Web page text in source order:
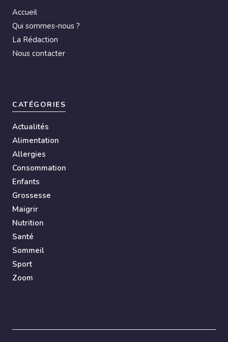
Accueil
Qui sommes-nous ?
La Rédaction
Nous contacter
CATÉGORIES
Actualités
Alimentation
Allergies
Consommation
Enfants
Grossesse
Maigrir
Nutrition
Santé
Sommeil
Sport
Zoom